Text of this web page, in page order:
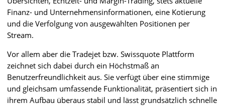
Finanz- und Unternehmensinformationen, eine Kotierung
und die Verfolgung von ausgewählten Positionen per
Stream.
Vor allem aber die Tradejet bzw. Swissquote Plattform
zeichnet sich dabei durch ein Höchstmaß an
Benutzerfreundlichkeit aus. Sie verfügt über eine stimmige
und gleichsam umfassende Funktionalität, präsentiert sich in
ihrem Aufbau überaus stabil und lässt grundsätzlich schnelle